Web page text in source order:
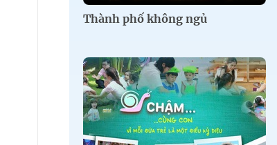
Thành phố không ngủ